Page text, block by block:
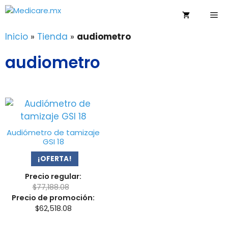
Saltar
contenido
Inicio » Tienda » audiometro
audiometro
Audiómetro de tamizaje
GSI 18
¡OFERTA!
Precio regular:
$77,188.08
Precio de promoción:
$62,518.08